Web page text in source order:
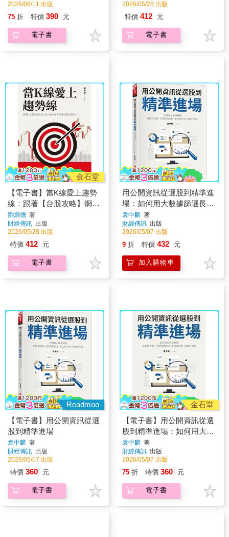
2026/06/11 出版
75 折 特價 390 元
電子書
2026/05/28 出版
特價 412 元
電子書
金石堂
【電子書】當K線愛上趨勢
線：跟著【台股攻略】烱大
叔，讓你從看不懂到穩定獲
利！
劉烱德 著
財經傳訊 出版
2026/05/28 出版
特價 412 元
電子書
用公開資訊從選股到精準進
場：如何用大數據篩選長期
成長股、中短線強勢股、主
力操作股、高殖利率股
袁中麟 著
財經傳訊 出版
2026/05/07 出版
9 折 特價 432 元
加入購物車
Readmoo
【電子書】用公開資訊從選
股到精準進場
袁中麟 著
財經傳訊 出版
2026/05/07 出版
特價 360 元
電子書
金石堂
【電子書】用公開資訊從選
股到精準進場：如何用大數
據篩選長期成長股、中短線
強勢股、主力操作股、高殖
利率股
袁中麟 著
財經傳訊 出版
2026/05/07 出版
75 折 特價 360 元
電子書